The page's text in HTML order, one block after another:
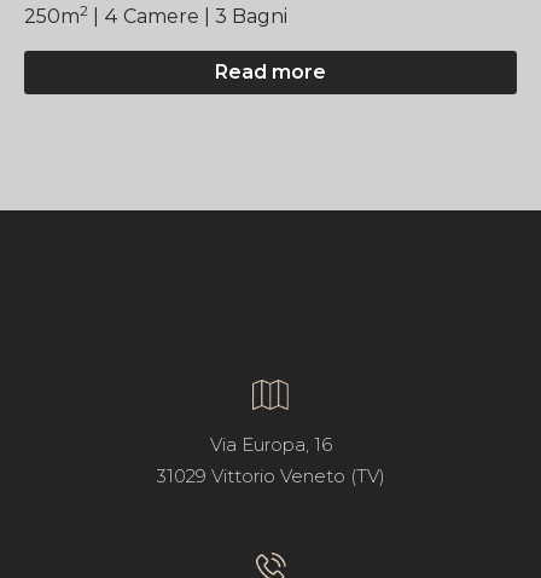
250m2 | 4 Camere | 3 Bagni
Read more
Via Europa, 16
31029 Vittorio Veneto (TV)